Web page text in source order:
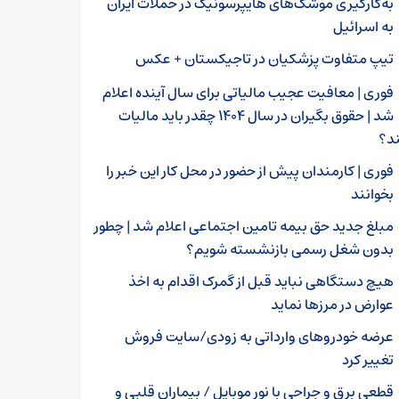
به اسرائیل
تیپ متفاوت پزشکیان در تاجیکستان + عکس
فوری | معافیت عجیب مالیاتی برای سال آینده اعلام
شد | حقوق بگیران در سال ۱۴۰۴ چقدر باید مالیات
فوری | کارمندان پیش از حضور در محل کار این خبر را
بخوانند
مبلغ جدید حق بیمه تامین اجتماعی اعلام شد | چطور
بدون شغل رسمی بازنشسته شویم؟
هیچ دستگاهی نباید قبل از گمرک اقدام به اخذ
عوارض در مرزها نماید
عرضه خودروهای وارداتی به زودی/سایت فروش
تغییر کرد
قطعی برق و جراحی با نور موبایل / بیماران قلبی و